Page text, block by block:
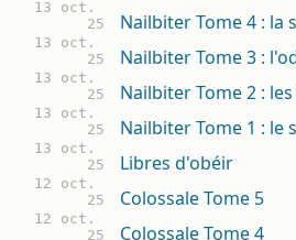
13 oct.
25
Nailbiter Tome 4 : la
13 oct.
25
Nailbiter Tome 3 :
13 oct.
25
Nailbiter Tome 2 :
13 oct.
25
Nailbiter Tome 1 : le
13 oct.
25
Libres d'obéir
12 oct.
25
Colossale Tome 5
12 oct.
25
Colossale Tome 4